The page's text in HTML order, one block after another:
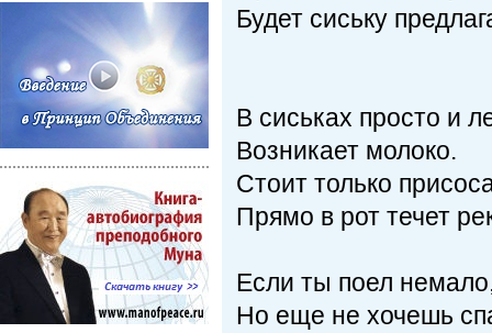
Будет сиську
В сиськах просто и
Возникает молоко.
Стоит только
Прямо в рот течет
Если ты поел
Но еще не хочешь